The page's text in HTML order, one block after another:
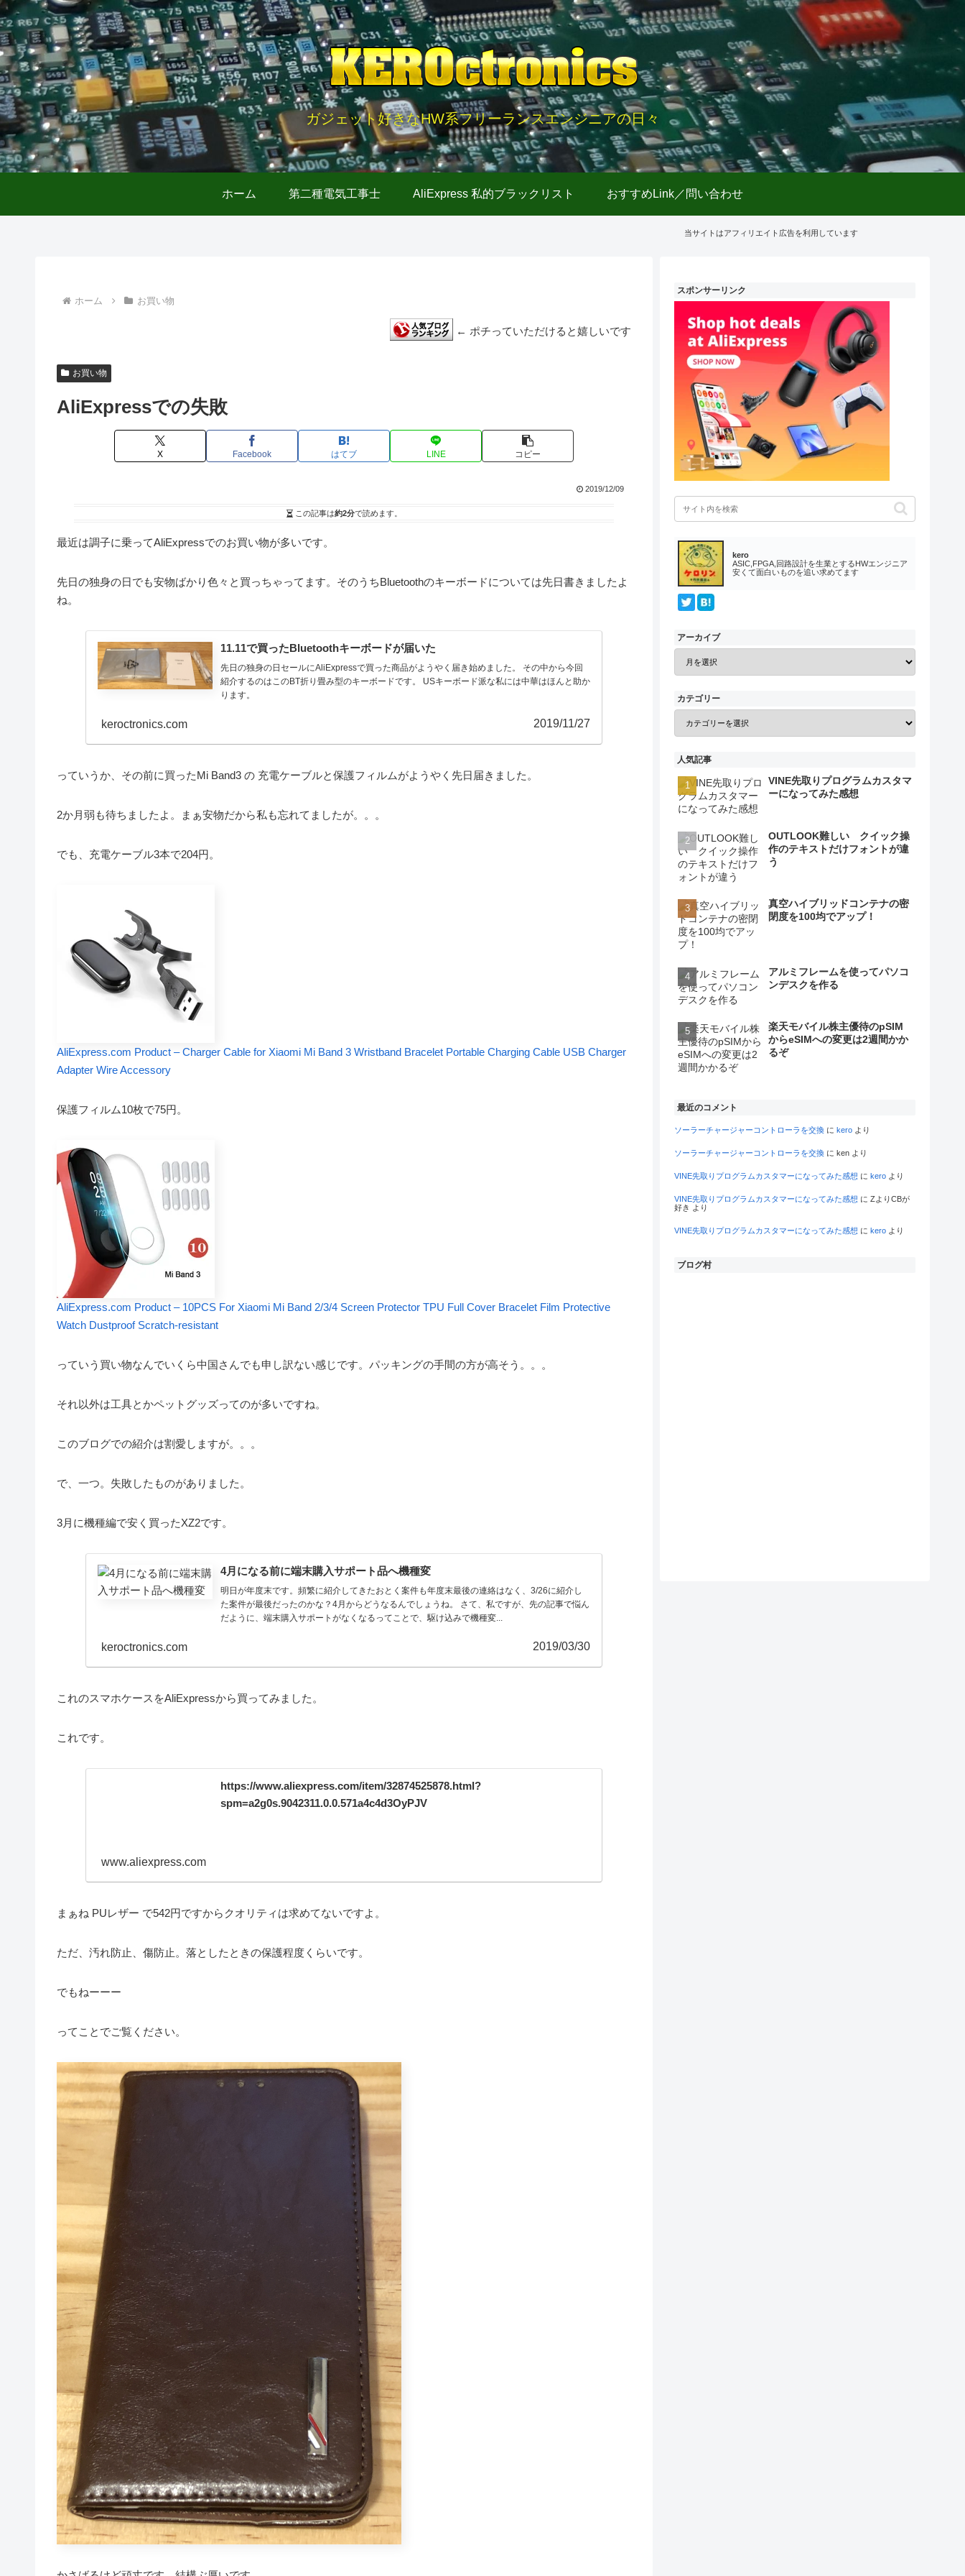
ガジェット好きなHW系フリーランスエンジニアの日々
ホーム 第二種電気工事士 AliExpress 私的ブラックリスト おすすめLink／問い合わせ
当サイトはアフィリエイト広告を利用しています
ホーム お買い物
← ポチっていただけると嬉しいです
お買い物
AliExpressでの失敗
X Facebook はてブ LINE コピー
2019/12/09
この記事は約2分で読めます。
最近は調子に乗ってAliExpressでのお買い物が多いです。
先日の独身の日でも安物ばかり色々と買っちゃってます。そのうちBluetoothのキーボードについては先日書きましたよ
ね。
11.11で買ったBluetoothキーボードが届いた
先日の独身の日セールにAliExpressで買った商品がようやく届き始めました。 その中から今回
紹介するのはこのBT折り畳み型のキーボードです。 USキーボード派な私には中華はほんと助か
ります。
keroctronics.com 2019/11/27
っていうか、その前に買ったMi Band3 の 充電ケーブルと保護フィルムがようやく先日届きました。
2か月弱も待ちましたよ。まぁ安物だから私も忘れてましたが。。。
でも、充電ケーブル3本で204円。
AliExpress.com Product – Charger Cable for Xiaomi Mi Band 3 Wristband Bracelet Portable Charging Cable USB Charger
Adapter Wire Accessory
保護フィルム10枚で75円。
AliExpress.com Product – 10PCS For Xiaomi Mi Band 2/3/4 Screen Protector TPU Full Cover Bracelet Film Protective
Watch Dustproof Scratch-resistant
っていう買い物なんでいくら中国さんでも申し訳ない感じです。パッキングの手間の方が高そう。。。
それ以外は工具とかペットグッズってのが多いですね。
このブログでの紹介は割愛しますが。。。
で、一つ。失敗したものがありました。
3月に機種編で安く買ったXZ2です。
4月になる前に端末購入サポート品へ機種変
明日が年度末です。頻繁に紹介してきたおとく案件も年度末最後の連絡はなく、3/26に紹介し
た案件が最後だったのかな？4月からどうなるんでしょうね。 さて、私ですが、先の記事で悩ん
だように、端末購入サポートがなくなるってことで、駆け込みで機種変...
keroctronics.com 2019/03/30
これのスマホケースをAliExpressから買ってみました。
これです。
https://www.aliexpress.com/item/32874525878.html?
spm=a2g0s.9042311.0.0.571a4c4d3OyPJV
www.aliexpress.com
まぁね PUレザー で542円ですからクオリティは求めてないですよ。
ただ、汚れ防止、傷防止。落としたときの保護程度くらいです。
でもねーーー
ってことでご覧ください。
スポンサーリンク
kero
ASIC,FPGA,回路設計を生業とするHWエンジニア
安くて面白いものを追い求めてます
アーカイブ
カテゴリー
人気記事
VINE先取りプログラムカスタマ
ーになってみた感想
OUTLOOK難しい クイック操
作のテキストだけフォントが違
う
真空ハイブリッドコンテナの密
閉度を100均でアップ！
アルミフレームを使ってパソコ
ンデスクを作る
楽天モバイル株主優待のpSIM
からeSIMへの変更は2週間かか
るぞ
最近のコメント
ソーラーチャージャーコントローラを交換 に kero より
ソーラーチャージャーコントローラを交換 に ken より
VINE先取りプログラムカスタマーになってみた感想 に kero より
VINE先取りプログラムカスタマーになってみた感想 に ZよりCBが
好き より
VINE先取りプログラムカスタマーになってみた感想 に kero より
ブログ村